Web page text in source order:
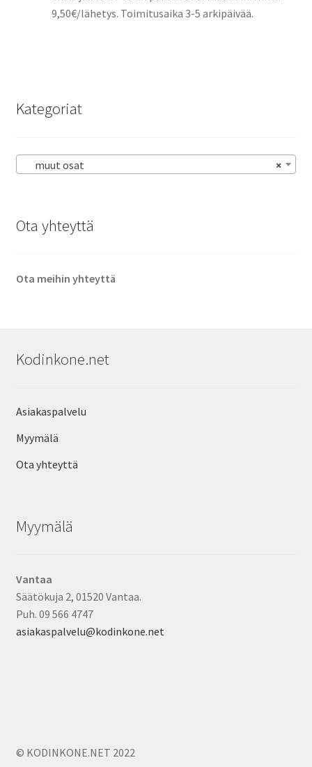
9,50€/lähetys. Toimitusaika 3-5 arkipäivää.
Kategoriat
×
muut osat
Ota yhteyttä
Ota meihin yhteyttä
Kodinkone.net
Asiakaspalvelu
Myymälä
Ota yhteyttä
Myymälä
Vantaa
Säätökuja 2, 01520 Vantaa.
Puh. 09 566 4747
asiakaspalvelu@kodinkone.net
© KODINKONE.NET 2022